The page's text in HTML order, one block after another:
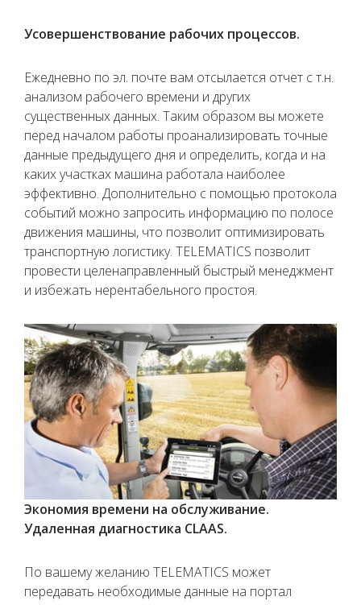
Усовершенствование рабочих процессов.
Ежедневно по эл. почте вам отсылается отчет с т.н.
анализом рабочего времени и других
существенных данных. Таким образом вы можете
перед началом работы проанализировать точные
данные предыдущего дня и определить, когда и на
каких участках машина работала наиболее
эффективно. Дополнительно с помощью протокола
событий можно запросить информацию по полосе
движения машины, что позволит оптимизировать
транспортную логистику. TELEMATICS позволит
провести целенаправленный быстрый менеджмент
и избежать нерентабельного простоя.
Экономия времени на обслуживание.
Удаленная диагностика CLAAS.
По вашему желанию TELEMATICS может
передавать необходимые данные на портал